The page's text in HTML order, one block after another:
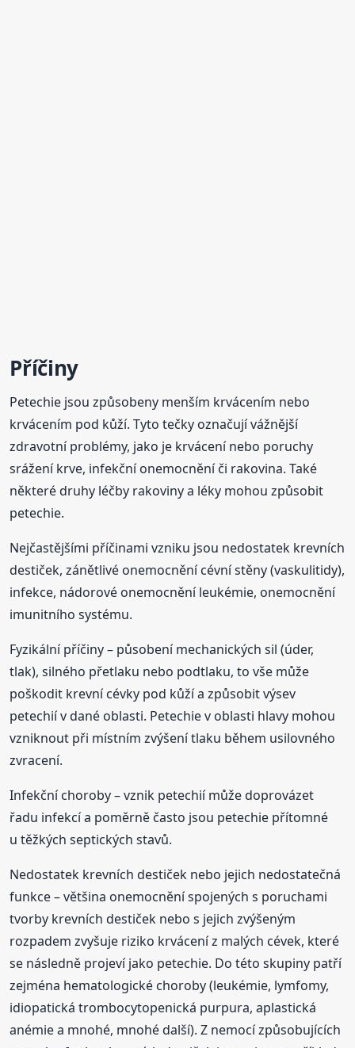
Příčiny
Petechie jsou způsobeny menším krvácením nebo
krvácením pod kůží. Tyto tečky označují vážnější
zdravotní problémy, jako je krvácení nebo poruchy
srážení krve, infekční onemocnění či rakovina. Také
některé druhy léčby rakoviny a léky mohou způsobit
petechie.
Nejčastějšími příčinami vzniku jsou nedostatek krevních
destiček, zánětlivé onemocnění cévní stěny (vaskulitidy),
infekce, nádorové onemocnění leukémie, onemocnění
imunitního systému.
Fyzikální příčiny – působení mechanických sil (úder,
tlak), silného přetlaku nebo podtlaku, to vše může
poškodit krevní cévky pod kůží a způsobit výsev
petechií v dané oblasti. Petechie v oblasti hlavy mohou
vzniknout při místním zvýšení tlaku během usilovného
zvracení.
Infekční choroby – vznik petechií může doprovázet
řadu infekcí a poměrně často jsou petechie přítomné
u těžkých septických stavů.
Nedostatek krevních destiček nebo jejich nedostatečná
funkce – většina onemocnění spojených s poruchami
tvorby krevních destiček nebo s jejich zvýšeným
rozpadem zvyšuje riziko krvácení z malých cévek, které
se následně projeví jako petechie. Do této skupiny patří
zejména hematologické choroby (leukémie, lymfomy,
idiopatická trombocytopenická purpura, aplastická
anémie a mnohé, mnohé další). Z nemocí způsobujících